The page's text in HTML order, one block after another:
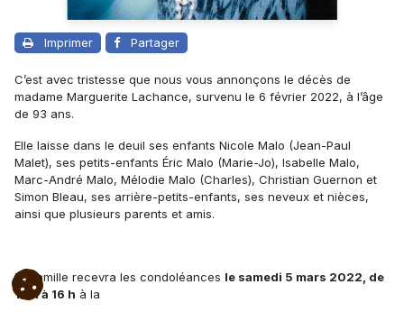
Imprimer Partager
C’est avec tristesse que nous vous annonçons le décès de
madame Marguerite Lachance, survenu le 6 février 2022, à l’âge
de 93 ans.
Elle laisse dans le deuil ses enfants Nicole Malo (Jean-Paul
Malet), ses petits-enfants Éric Malo (Marie-Jo), Isabelle Malo,
Marc-André Malo, Mélodie Malo (Charles), Christian Guernon et
Simon Bleau, ses arrière-petits-enfants, ses neveux et nièces,
ainsi que plusieurs parents et amis.
La famille recevra les condoléances le samedi 5 mars 2022, de
13 h à 16 h à la